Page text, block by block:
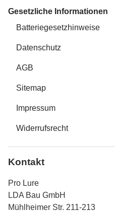
Gesetzliche Informationen
Batteriegesetzhinweise
Datenschutz
AGB
Sitemap
Impressum
Widerrufsrecht
Kontakt
Pro Lure
LDA Bau GmbH
Mühlheimer Str. 211-213